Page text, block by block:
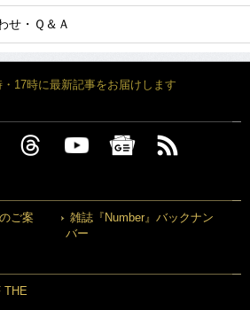
せ・Ｑ＆Ａ
17時に最新記事をお届けします
ご案
雑誌『Number』バックナン
バー
THE